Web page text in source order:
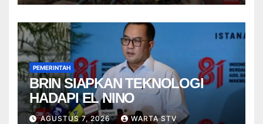
PEMERINTAH
BRIN SIAPKAN TEKNOLOGI
HADAPI EL NINO
AGUSTUS 7, 2026 WARTA STV